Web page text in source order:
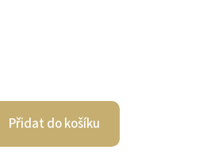
Přidat do košíku